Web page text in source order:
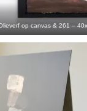
op canvas & 261 –